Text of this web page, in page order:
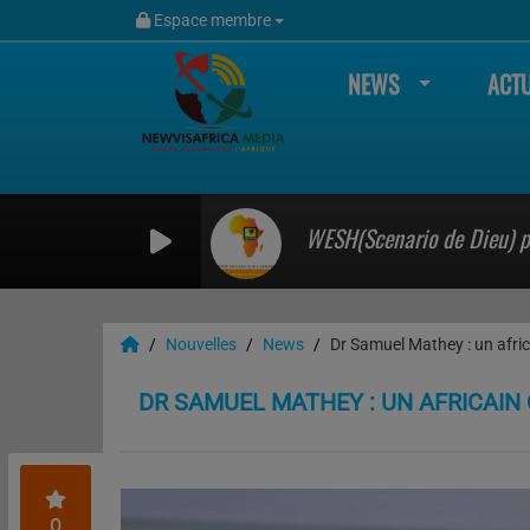
Espace membre
NEWS
WESH(Scenario de Dieu)
Nouvelles News Dr Samuel Mathey : un
DR SAMUEL MATHEY : UN AFRICAIN